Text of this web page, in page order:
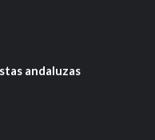
andaluzas